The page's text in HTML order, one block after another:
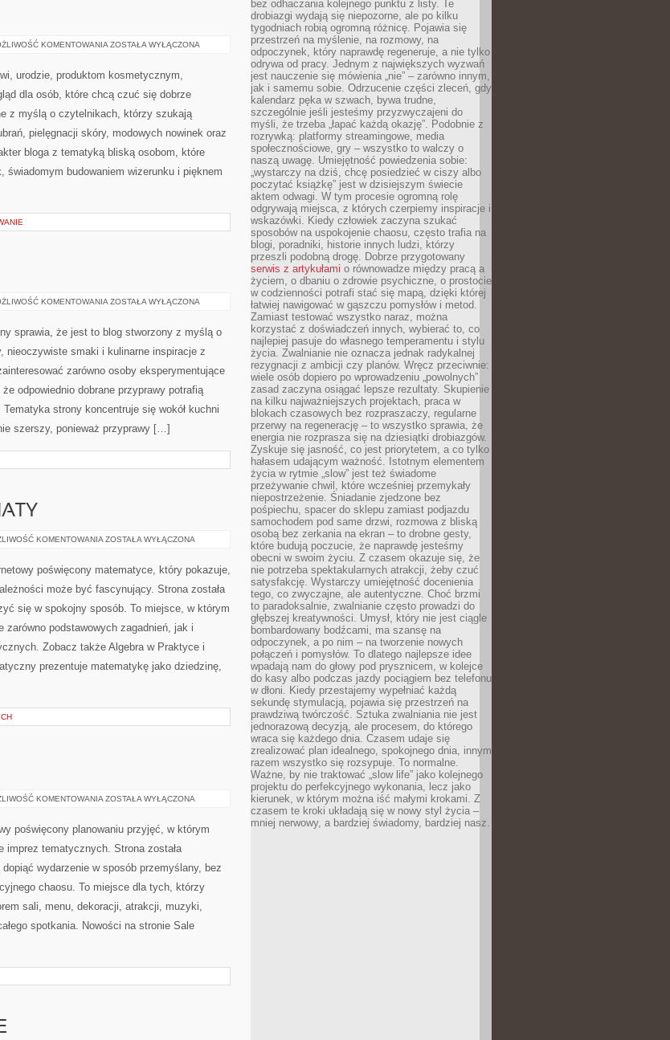
KOMENTOWANIA ZAKUPY
ZOSTAŁA WYŁĄCZONA
urodzie, produktom kosmetycznym,
dla osób, które chcą czuć się dobrze
z myślą o czytelnikach, którzy szukają
pielęgnacji skóry, modowych nowinek oraz
bloga z tematyką bliską osobom, które
świadomym budowaniem wizerunku i pięknem
KOMENTOWANIA TESTY
ZOSTAŁA WYŁĄCZONA
sprawia, że jest to blog stworzony z myślą o
nieoczywiste smaki i kulinarne inspiracje z
zarówno osoby eksperymentujące
odpowiednio dobrane przyprawy potrafią
strony koncentruje się wokół kuchni
szerszy, ponieważ przyprawy […]
KOMENTOWANIA ZAAWANSOWANE
ZOSTAŁA WYŁĄCZONA
poświęcony matematyce, który pokazuje,
może być fascynujący. Strona została
się w spokojny sposób. To miejsce, w którym
podstawowych zagadnień, jak i
Zobacz także Algebra w Praktyce i
prezentuje matematykę jako dziedzinę,
KOMENTOWANIA BUDŻET
ZOSTAŁA WYŁĄCZONA
poświęcony planowaniu przyjęć, w którym
tematycznych. Strona została
wydarzenie w sposób przemyślany, bez
chaosu. To miejsce dla tych, którzy
sali, menu, dekoracji, atrakcji, muzyki,
spotkania. Nowości na stronie Sale
bez odhaczania kolejnego punktu z listy. Te
drobiazgi wydają się niepozorne, ale po kilku
tygodniach robią ogromną różnicę. Pojawia się
przestrzeń na myślenie, na rozmowy, na
odpoczynek, który naprawdę regeneruje, a nie tylko
odrywa od pracy. Jednym z największych wyzwań
jest nauczenie się mówienia „nie” – zarówno innym,
jak i samemu sobie. Odrzucenie części zleceń, gdy
kalendarz pęka w szwach, bywa trudne,
szczególnie jeśli jesteśmy przyzwyczajeni do
myśli, że trzeba „łapać każdą okazję”. Podobnie z
rozrywką: platformy streamingowe, media
społecznościowe, gry – wszystko to walczy o
naszą uwagę. Umiejętność powiedzenia sobie:
„wystarczy na dziś, chcę posiedzieć w ciszy albo
poczytać książkę” jest w dzisiejszym świecie
aktem odwagi. W tym procesie ogromną rolę
odgrywają miejsca, z których czerpiemy inspiracje i
wskazówki. Kiedy człowiek zaczyna szukać
sposobów na uspokojenie chaosu, często trafia na
blogi, poradniki, historie innych ludzi, którzy
przeszli podobną drogę. Dobrze przygotowany
serwis z artykułami o równowadze między pracą a
życiem, o dbaniu o zdrowie psychiczne, o prostocie
w codzienności potrafi stać się mapą, dzięki której
łatwiej nawigować w gąszczu pomysłów i metod.
Zamiast testować wszystko naraz, można
korzystać z doświadczeń innych, wybierać to, co
najlepiej pasuje do własnego temperamentu i stylu
życia. Zwalnianie nie oznacza jednak radykalnej
rezygnacji z ambicji czy planów. Wręcz przeciwnie:
wiele osób dopiero po wprowadzeniu „powolnych”
zasad zaczyna osiągać lepsze rezultaty. Skupienie
na kilku najważniejszych projektach, praca w
blokach czasowych bez rozpraszaczy, regularne
przerwy na regenerację – to wszystko sprawia, że
energia nie rozprasza się na dziesiątki drobiazgów.
Zyskuje się jasność, co jest priorytetem, a co tylko
hałasem udającym ważność. Istotnym elementem
życia w rytmie „slow” jest też świadome
przeżywanie chwil, które wcześniej przemykały
niepostrzeżenie. Śniadanie zjedzone bez
pośpiechu, spacer do sklepu zamiast podjazdu
samochodem pod same drzwi, rozmowa z bliską
osobą bez zerkania na ekran – to drobne gesty,
które budują poczucie, że naprawdę jesteśmy
obecni w swoim życiu. Z czasem okazuje się, że
nie potrzeba spektakularnych atrakcji, żeby czuć
satysfakcję. Wystarczy umiejętność docenienia
tego, co zwyczajne, ale autentyczne. Choć brzmi
to paradoksalnie, zwalnianie często prowadzi do
głębszej kreatywności. Umysł, który nie jest ciągle
bombardowany bodźcami, ma szansę na
odpoczynek, a po nim – na tworzenie nowych
połączeń i pomysłów. To dlatego najlepsze idee
wpadają nam do głowy pod prysznicem, w kolejce
do kasy albo podczas jazdy pociągiem bez telefonu
w dłoni. Kiedy przestajemy wypełniać każdą
sekundę stymulacją, pojawia się przestrzeń na
prawdziwą twórczość. Sztuka zwalniania nie jest
jednorazową decyzją, ale procesem, do którego
wraca się każdego dnia. Czasem udaje się
zrealizować plan idealnego, spokojnego dnia, innym
razem wszystko się rozsypuje. To normalne.
Ważne, by nie traktować „slow life” jako kolejnego
projektu do perfekcyjnego wykonania, lecz jako
kierunek, w którym można iść małymi krokami. Z
czasem te kroki układają się w nowy styl życia –
mniej nerwowy, a bardziej świadomy, bardziej nasz.